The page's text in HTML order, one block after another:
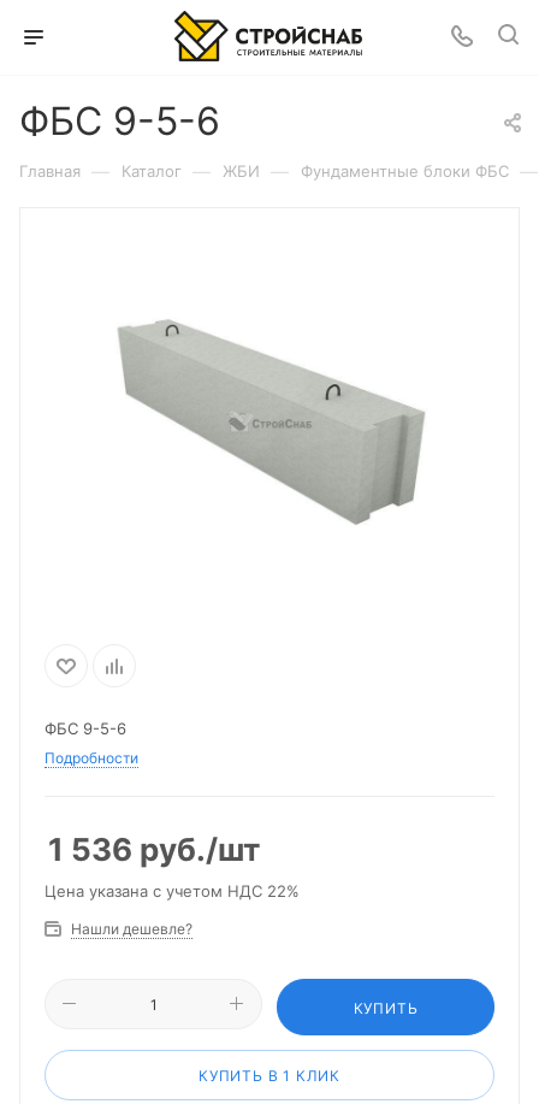
ФБС 9-5-6
Главная — Каталог — ЖБИ — Фундаментные блоки ФБС —
ФБС 9-5-6
Подробности
1 536 руб./шт
Цена указана с учетом НДС 22%
Нашли дешевле?
КУПИТЬ
КУПИТЬ В 1 КЛИК